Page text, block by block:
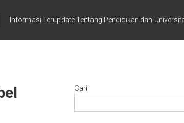
Informasi Terupdate Tentang Pendidikan dan
Cari